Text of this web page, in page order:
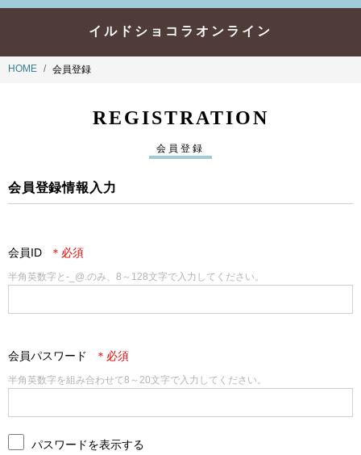
イルドショコラオンライン
HOME 会員登録
REGISTRATION
会員登録
会員登録情報入力
会員ID
半角英数字と-_@.のみ、8～128文字で入力してください。
会員パスワード
半角英数字を組み合わせて8～20文字で入力してください。
パスワードを表示する